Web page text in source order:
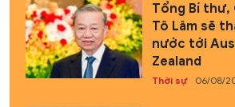
Tổng Bí
Tô Lâm sẽ
nước tới
Zealand
Thời sự 06/08/